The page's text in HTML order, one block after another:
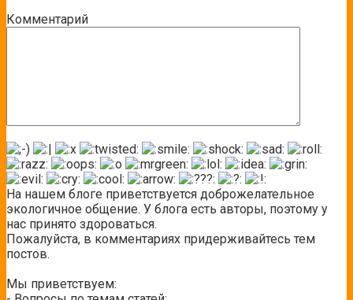
Комментарий
На нашем блоге приветствуется доброжелательное
экологичное общение. У блога есть авторы, поэтому у
нас принято здороваться.
Пожалуйста, в комментариях придерживайтесь тем
постов.
Мы приветствуем: